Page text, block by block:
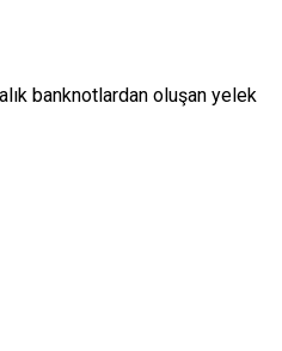
banknotlardan oluşan yelek